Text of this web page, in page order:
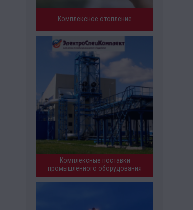
Комплексное отопление
Комплексные поставки
промышленного оборудования